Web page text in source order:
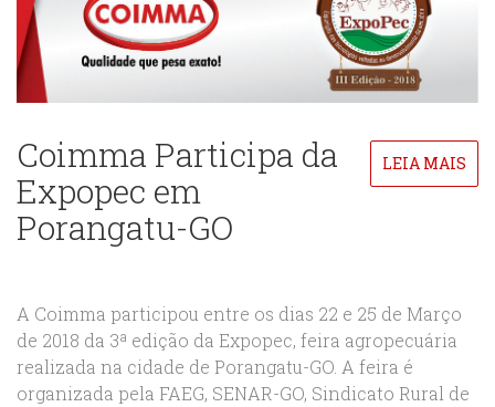
Coimma Participa da
Expopec em
Porangatu-GO
LEIA MAIS
A Coimma participou entre os dias 22 e 25 de Março
de 2018 da 3ª edição da Expopec, feira agropecuária
realizada na cidade de Porangatu-GO. A feira é
organizada pela FAEG, SENAR-GO, Sindicato Rural de